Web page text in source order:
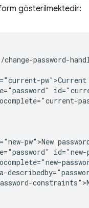
gösterilmektedir:
password-
pw">New